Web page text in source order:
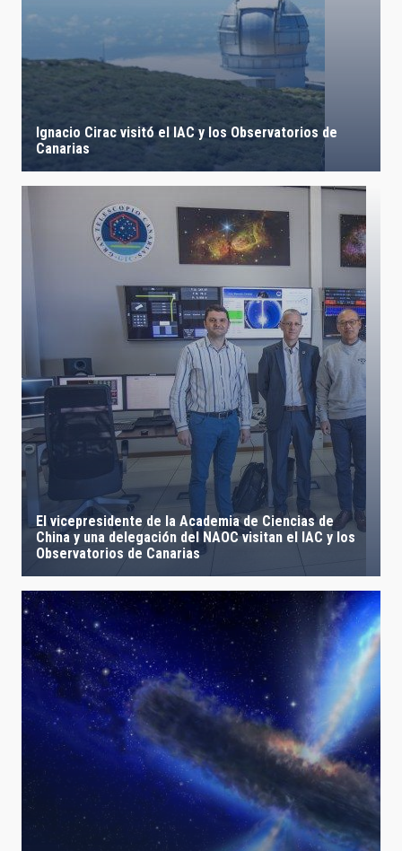
Ignacio Cirac visitó el IAC y los Observatorios de
Canarias
El vicepresidente de la Academia de Ciencias de
China y una delegación del NAOC visitan el IAC y los
Observatorios de Canarias